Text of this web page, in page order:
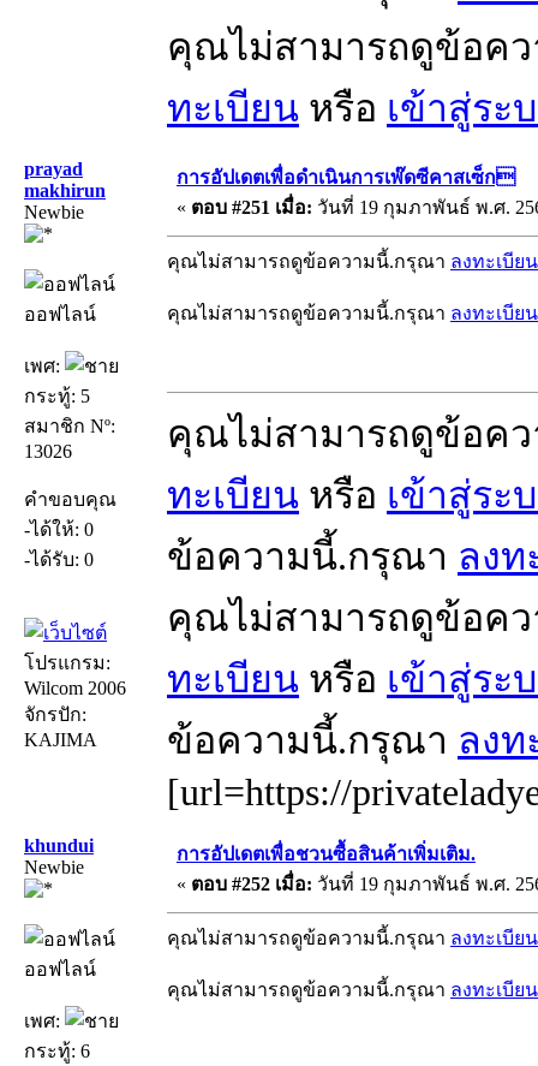
คุณไม่สามารถดูข้อค
ทะเบียน หรือ เข้าสู่ระ
prayad
makhirun
Newbie
ออฟไลน์
เพศ:
กระทู้: 5
สมาชิก Nº:
13026
คำขอบคุณ
-ได้ให้: 0
-ได้รับ: 0
โปรแกรม:
Wilcom 2006
จักรปัก:
KAJIMA
การอัปเดตเพื่อดำเนินการเพ๊ดซีคาสเซ็ก
« ตอบ #251 เมื่อ: วันที่ 19 กุมภาพันธ์ พ.ศ.
คุณไม่สามารถดูข้อความนี้.กรุณา ลงทะเบียน
คุณไม่สามารถดูข้อความนี้.กรุณา ลงทะเบียน
คุณไม่สามารถดูข้อค
ทะเบียน หรือ เข้าสู่ระ
ข้อความนี้.กรุณา ลงท
คุณไม่สามารถดูข้อค
ทะเบียน หรือ เข้าสู่ระ
ข้อความนี้.กรุณา ลงท
[url=https://
khundui
Newbie
ออฟไลน์
เพศ:
กระทู้: 6
การอัปเดตเพื่อชวนซื้อสินค้าเพิ่มเติม.
« ตอบ #252 เมื่อ: วันที่ 19 กุมภาพันธ์ พ.ศ.
คุณไม่สามารถดูข้อความนี้.กรุณา ลงทะเบียน
คุณไม่สามารถดูข้อความนี้.กรุณา ลงทะเบียน